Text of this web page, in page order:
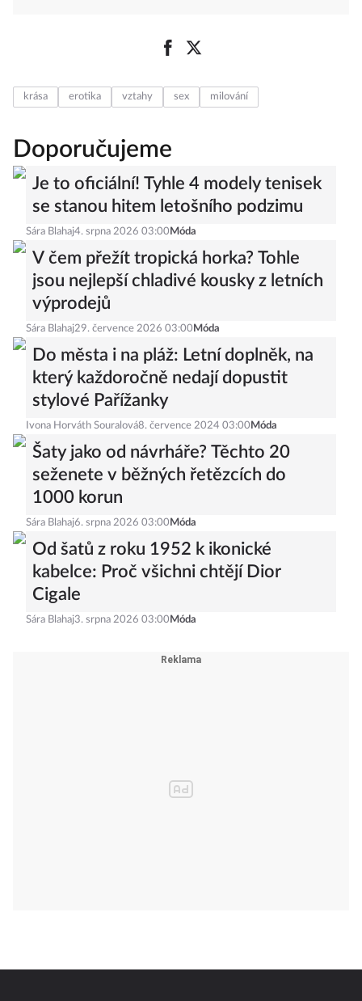
krása erotika vztahy sex milování
Doporučujeme
Je to oficiální! Tyhle 4 modely tenisek
se stanou hitem letošního podzimu
Sára Blahaj4. srpna 2026 03:00 Móda
V čem přežít tropická horka? Tohle
jsou nejlepší chladivé kousky z letních
výprodejů
Sára Blahaj29. července 2026 03:00 Móda
Do města i na pláž: Letní doplněk, na
který každoročně nedají dopustit
stylové Pařížanky
Ivona Horváth Souralová8. července 2024 03:00 Móda
Šaty jako od návrháře? Těchto 20
seženete v běžných řetězcích do
1000 korun
Sára Blahaj6. srpna 2026 03:00 Móda
Od šatů z roku 1952 k ikonické
kabelce: Proč všichni chtějí Dior
Cigale
Sára Blahaj3. srpna 2026 03:00 Móda